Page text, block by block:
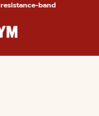
resistance-band